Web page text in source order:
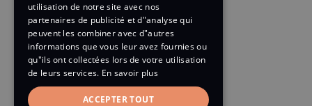
utilisation de notre site avec nos
partenaires de publicité et d"analyse qui
peuvent les combiner avec d"autres
informations que vous leur avez fournies ou
qu"ils ont collectées lors de votre utilisation
de leurs services. En savoir plus
ACCEPTER TOUT